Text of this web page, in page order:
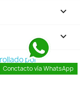


por
Conctacto vía WhatsApp